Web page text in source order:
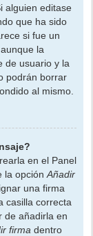
alguien editase
que ha sido
si fue un
la
de usuario y la
podrán borrar
al mismo.
en el Panel
la opción Añadir
una firma
casilla correcta
de añadirla en
firma dentro